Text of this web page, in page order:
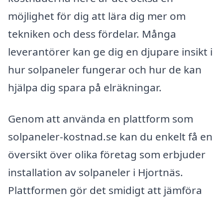
möjlighet för dig att lära dig mer om
tekniken och dess fördelar. Många
leverantörer kan ge dig en djupare insikt i
hur solpaneler fungerar och hur de kan
hjälpa dig spara på elräkningar.
Genom att använda en plattform som
solpaneler-kostnad.se kan du enkelt få en
översikt över olika företag som erbjuder
installation av solpaneler i Hjortnäs.
Plattformen gör det smidigt att jämföra